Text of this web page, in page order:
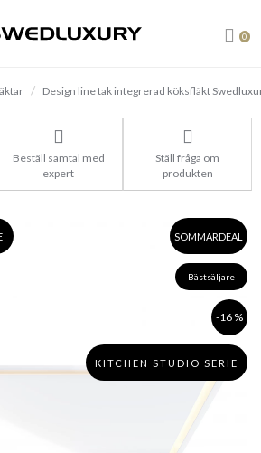
0
Design line tak integrerad köksfläkt
Beställ samtal med
expert
Ställ fråga om
produkten
Bästsäljare
SOMMARDEAL
KITCHEN STUDIO SERIE
-16 %